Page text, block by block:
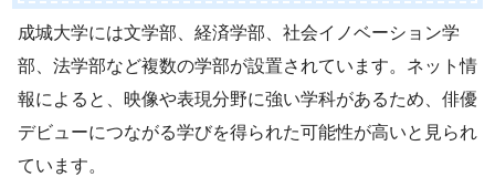
成城大学には文学部、経済学部、社会イノベーション学
部、法学部など複数の学部が設置されています。ネット情
報によると、映像や表現分野に強い学科があるため、俳優
デビューにつながる学びを得られた可能性が高いと見られ
ています。